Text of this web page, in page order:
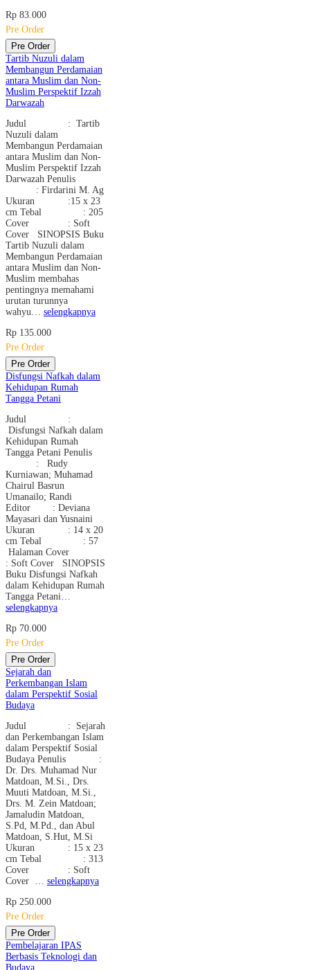
Rp 83.000
Pre Order
Pre Order
Tartib Nuzuli dalam
Membangun Perdamaian
antara Muslim dan Non-
Muslim Perspektif Izzah
Darwazah
Judul : Tartib
Nuzuli dalam
Membangun Perdamaian
antara Muslim dan Non-
Muslim Perspektif Izzah
Darwazah Penulis
: Firdarini M. Ag
Ukuran :15 x 23
cm Tebal : 205
Cover : Soft
Cover SINOPSIS Buku
Tartib Nuzuli dalam
Membangun Perdamaian
antara Muslim dan Non-
Muslim membahas
pentingnya memahami
urutan turunnya
wahyu… selengkapnya
Rp 135.000
Pre Order
Pre Order
Disfungsi Nafkah dalam
Kehidupan Rumah
Tangga Petani
Judul :
Disfungsi Nafkah dalam
Kehidupan Rumah
Tangga Petani Penulis
: Rudy
Kurniawan; Muhamad
Chairul Basrun
Umanailo; Randi
Editor : Deviana
Mayasari dan Yusnaini
Ukuran : 14 x 20
cm Tebal : 57
Halaman Cover
: Soft Cover SINOPSIS
Buku Disfungsi Nafkah
dalam Kehidupan Rumah
Tangga Petani…
selengkapnya
Rp 70.000
Pre Order
Pre Order
Sejarah dan
Perkembangan Islam
dalam Perspektif Sosial
Budaya
Judul : Sejarah
dan Perkembangan Islam
dalam Perspektif Sosial
Budaya Penulis :
Dr. Drs. Muhamad Nur
Matdoan, M.Si., Drs.
Muuti Matdoan, M.Si.,
Drs. M. Zein Matdoan;
Jamaludin Matdoan,
S.Pd, M.Pd., dan Abul
Matdoan, S.Hut, M.Si
Ukuran : 15 x 23
cm Tebal : 313
Cover : Soft
Cover … selengkapnya
Rp 250.000
Pre Order
Pre Order
Pembelajaran IPAS
Berbasis Teknologi dan
Budaya